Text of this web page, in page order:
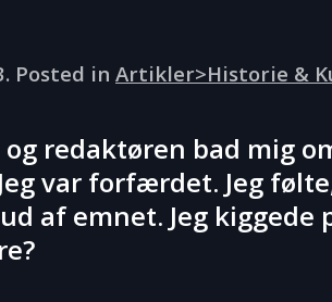
. Posted in Artikler>Historie &
redaktøren bad mig
var forfærdet. Jeg
af emnet. Jeg kiggede